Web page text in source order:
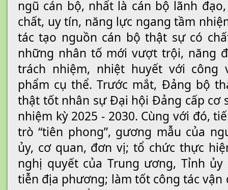
ngũ cán bộ, nhất là cán bộ lãnh
chất, uy tín, năng lực ngang tầm
tác tạo nguồn cán bộ thật sự có
những nhân tố mới vượt trội, năng
trách nhiệm, nhiệt huyết với công
phẩm cụ thể. Trước mắt, Đảng bộ
thật tốt nhân sự Đại hội Đảng cấp cơ
nhiệm kỳ 2025 - 2030. Cùng với đó,
trò “tiên phong”, gương mẫu của
ủy, cơ quan, đơn vị; tổ chức thực
nghị quyết của Trung ương, Tỉnh
tiễn địa phương; làm tốt công tác vận